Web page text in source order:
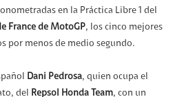
en la Práctica Libre 1 del
France de MotoGP, los cinco mejores
por menos de medio segundo.
Dani Pedrosa, quien ocupa el
del Repsol Honda Team, con un